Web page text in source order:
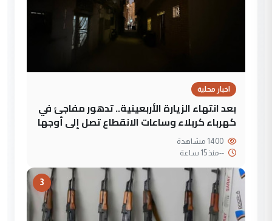
اخبار محلية
بعد انتهاء الزيارة الأربعينية.. تدهور مفاجئ في
كهرباء كربلاء وساعات الانقطاع تصل إلى أوجها
--منذ 15 ساعة
3